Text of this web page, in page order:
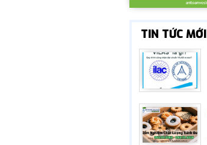
TIN TỨC MỚI